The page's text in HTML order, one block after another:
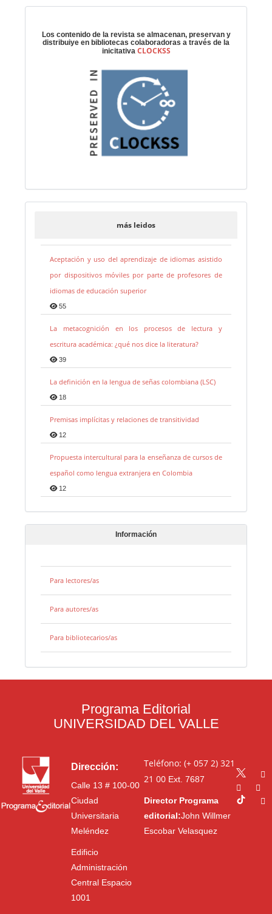
Los contenido de la revista se almacenan, preservan y
distribuiye en bibliotecas colaboradoras a través de la
inicitativa CLOCKSS
más leidos
Aceptación y uso del aprendizaje de idiomas asistido
por dispositivos móviles por parte de profesores de
idiomas de educación superior
55
La metacognición en los procesos de lectura y
escritura académica: ¿qué nos dice la literatura?
39
La definición en la lengua de señas colombiana (LSC)
18
Premisas implícitas y relaciones de transitividad
12
Propuesta intercultural para la enseñanza de cursos de
español como lengua extranjera en Colombia
12
Información
Para lectores/as
Para autores/as
Para bibliotecarios/as
Programa Editorial
UNIVERSIDAD DEL VALLE
Dirección:
Calle 13 # 100-00
Ciudad
Universitaria
Meléndez
Edificio
Administración
Central Espacio
1001
Teléfono: (+ 057 2) 321
21 00Ext. 7687
Director Programa
editorial:John Willmer
Escobar Velasquez